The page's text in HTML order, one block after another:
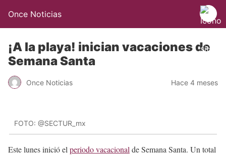
Once Noticias
¡A la playa! inician vacaciones de
Semana Santa
Once Noticias Hace 4 meses
FOTO: @SECTUR_mx
Este lunes inició el periodo vacacional de Semana Santa. Un total